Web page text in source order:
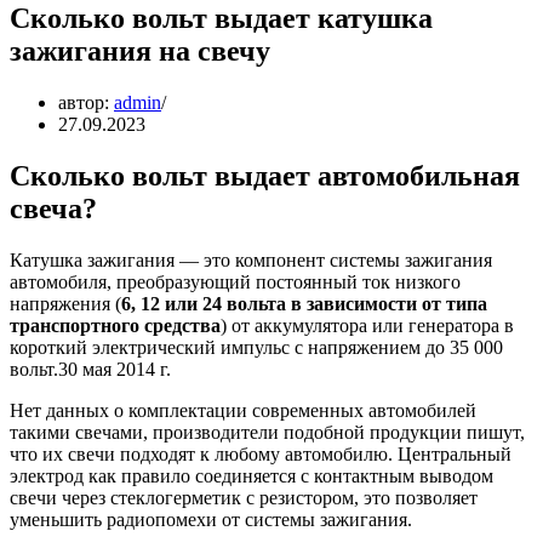
Сколько вольт выдает катушка
зажигания на свечу
автор: admin
27.09.2023
Сколько вольт выдает автомобильная
свеча?
Катушка зажигания — это компонент системы зажигания
автомобиля, преобразующий постоянный ток низкого
напряжения (6, 12 или 24 вольта в зависимости от типа
транспортного средства) от аккумулятора или генератора в
короткий электрический импульс с напряжением до 35 000
вольт.30 мая 2014 г.
Нет данных о комплектации современных автомобилей
такими свечами, производители подобной продукции пишут,
что их свечи подходят к любому автомобилю. Центральный
электрод как правило соединяется с контактным выводом
свечи через стеклогерметик с резистором, это позволяет
уменьшить радиопомехи от системы зажигания.